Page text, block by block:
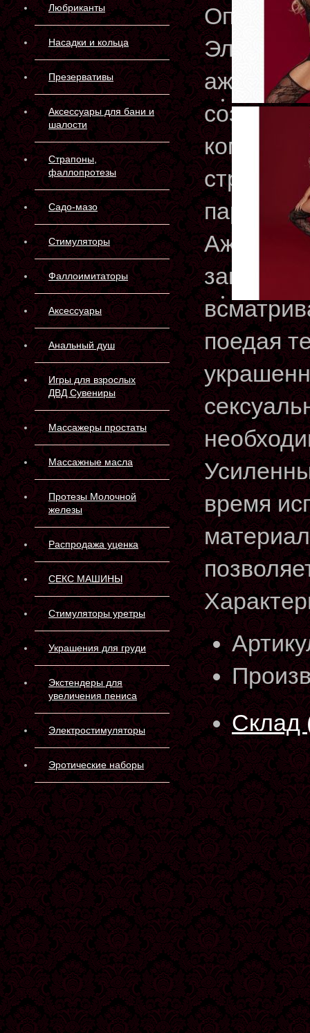
Любриканты
Насадки и кольца
Презервативы
Аксессуары для бани и
шалости
Страпоны,
фаллопротезы
Садо-мазо
Стимуляторы
Фаллоимитаторы
Аксессуары
Анальный душ
Игры для взрослых
ДВД Сувениры
Массажеры простаты
Массажные масла
Протезы Молочной
железы
Распродажа уценка
СЕКС МАШИНЫ
Стимуляторы уретры
Украшения для груди
Экстендеры для
увеличения пениса
Электростимуляторы
Эротические наборы
ажурной
создать
стринг
Ажурное
поедая
время
Склад